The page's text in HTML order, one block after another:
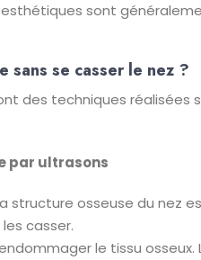
sont
sans se casser le nez ?
des techniques réalisées
par ultrasons
structure osseuse du
casser.
le tissu